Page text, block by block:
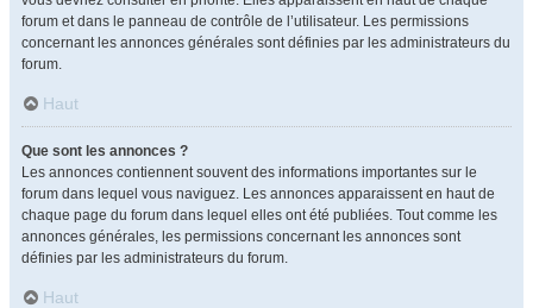
forum et dans le panneau de contrôle de l’utilisateur. Les permissions
concernant les annonces générales sont définies par les administrateurs du
forum.
Haut
Que sont les annonces ?
Les annonces contiennent souvent des informations importantes sur le
forum dans lequel vous naviguez. Les annonces apparaissent en haut de
chaque page du forum dans lequel elles ont été publiées. Tout comme les
annonces générales, les permissions concernant les annonces sont
définies par les administrateurs du forum.
Haut